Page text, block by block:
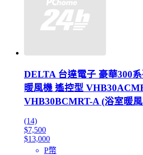
DELTA 台達電子 豪華300
暖風機 遙控型
VHB30BCMRT-A (浴室暖
(14)
$7,500
$13,000
P幣